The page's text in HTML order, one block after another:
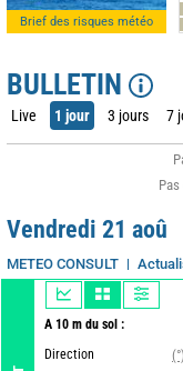
Brief des risques météo
BULLETIN
Live 1 jour 3 jours 7
Vendredi 21 aoû
METEO CONSULT
A 10 m du sol :
Direction
(°)